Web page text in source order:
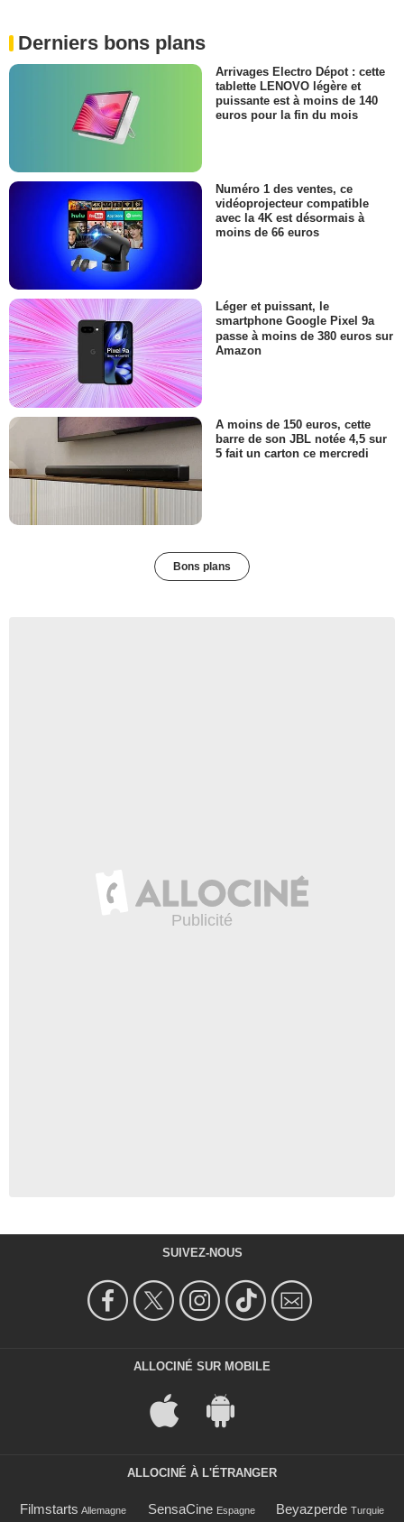
Derniers bons plans
Arrivages Electro Dépot : cette
tablette LENOVO légère et
puissante est à moins de 140
euros pour la fin du mois
Numéro 1 des ventes, ce
vidéoprojecteur compatible
avec la 4K est désormais à
moins de 66 euros
Léger et puissant, le
smartphone Google Pixel 9a
passe à moins de 380 euros sur
Amazon
A moins de 150 euros, cette
barre de son JBL notée 4,5 sur
5 fait un carton ce mercredi
Bons plans
SUIVEZ-NOUS
ALLOCINÉ SUR MOBILE
ALLOCINÉ À L'ÉTRANGER
Filmstarts Allemagne SensaCine Espagne Beyazperde Turquie